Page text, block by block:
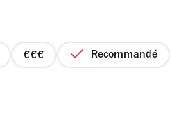
prix
Recommandé